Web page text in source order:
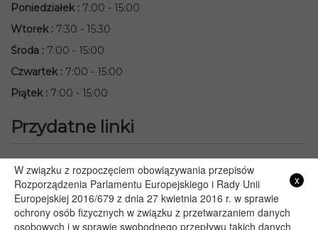
Poniedziałek : 7:00 - 15:00
Wtorek : 7:30 - 15:30
Środa : 7:00 - 15:00
Czwartek : 7:00 - 15:00
Piątek : 7:00 - 15:00
Przydatne linki
Starostwo Powiatowe we Włodawie
Lubelski Urząd Wojewódzki w Lublinie
Urząd Marszałkowski Województwa Lubelskiego w Lublinie
Serwis Rzeczypospolitej Polskiej
x
W związku z rozpoczęciem obowiązywania przepisów
Rozporządzenia Parlamentu Europejskiego i Rady Unii
Europejskiej 2016/679 z dnia 27 kwietnia 2016 r. w sprawie
ochrony osób fizycznych w związku z przetwarzaniem danych
osobowych i w sprawie swobodnego przepływu takich danych